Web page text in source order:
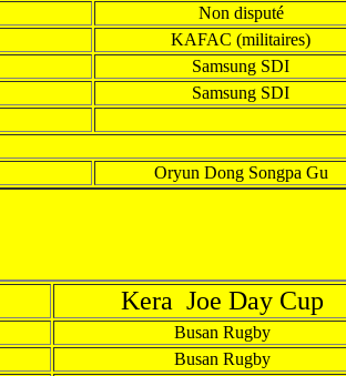
Non disputé
KAFAC (militaires)
Samsung SDI
Samsung SDI
Oryun Dong Songpa Gu
Kera Joe Day Cup
Busan Rugby
Busan Rugby